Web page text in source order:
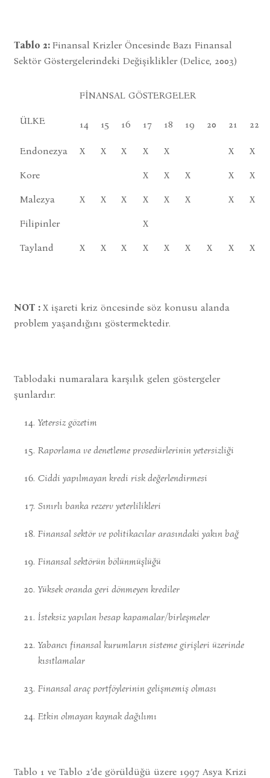
Tablo 2: Finansal Krizler Öncesinde Bazı Finansal
Sektör Göstergelerindeki Değişiklikler (Delice, 2003)
ÜLKE
FİNANSAL GÖSTERGELER
14 15 16 17 18 19 20 21 22
Endonezya X X X X X X X
Kore X X X X X
Malezya X X X X X X X X
Filipinler X
Tayland X X X X X X X X X
NOT : X işareti kriz öncesinde söz konusu alanda
problem yaşandığını göstermektedir.
Tablodaki numaralara karşılık gelen göstergeler
şunlardır:
Yetersiz gözetim
Raporlama ve denetleme prosedürlerinin yetersizliği
Ciddi yapılmayan kredi risk değerlendirmesi
Sınırlı banka rezerv yeterlilikleri
Finansal sektör ve politikacılar arasındaki yakın bağ
Finansal sektörün bölünmüşlüğü
Yüksek oranda geri dönmeyen krediler
İsteksiz yapılan hesap kapamalar/birleşmeler
Yabancı finansal kurumların sisteme girişleri üzerinde
kısıtlamalar
Finansal araç portföylerinin gelişmemiş olması
Etkin olmayan kaynak dağılımı
Tablo 1 ve Tablo 2’de görüldüğü üzere 1997 Asya Krizi